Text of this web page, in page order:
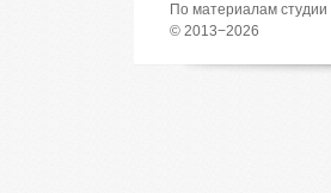
По материалам
© 2013−2026